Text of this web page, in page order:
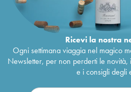
Ricevi la nostra
Ogni settimana viaggia nel magico
Newsletter, per non perderti le novità,
e i consigli degli